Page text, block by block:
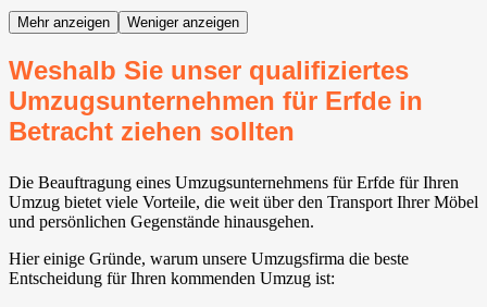
Mehr anzeigen Weniger anzeigen
Weshalb Sie unser qualifiziertes
Umzugsunternehmen für Erfde in
Betracht ziehen sollten
Die Beauftragung eines Umzugsunternehmens für Erfde für Ihren
Umzug bietet viele Vorteile, die weit über den Transport Ihrer Möbel
und persönlichen Gegenstände hinausgehen.
Hier einige Gründe, warum unsere Umzugsfirma die beste
Entscheidung für Ihren kommenden Umzug ist: